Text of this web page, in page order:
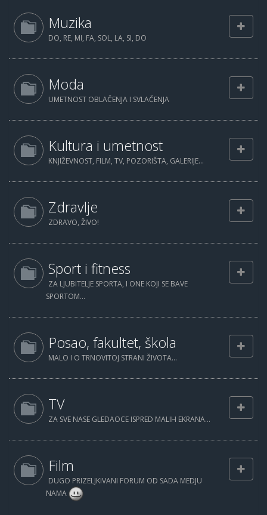
Muzika
DO, RE, MI, FA, SOL, LA, SI, DO
Moda
UMETNOST OBLAČENJA I SVLAČENJA
Kultura i umetnost
KNJIŽEVNOST, FILM, TV, POZORIŠTA, GALERIJE...
Zdravlje
ZDRAVO, ŽIVO!
Sport i fitness
ZA LJUBITELJE SPORTA, I ONE KOJI SE BAVE
SPORTOM...
Posao, fakultet, škola
MALO I O TRNOVITOJ STRANI ŽIVOTA...
TV
ZA SVE NASE GLEDAOCE ISPRED MALIH EKRANA...
Film
DUGO PRIZELJKIVANI FORUM OD SADA MEDJU
NAMA